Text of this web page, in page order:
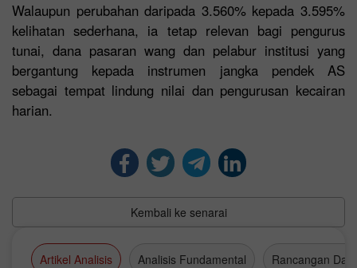
Walaupun perubahan daripada 3.560% kepada 3.595%
kelihatan sederhana, ia tetap relevan bagi pengurus
tunai, dana pasaran wang dan pelabur institusi yang
bergantung kepada instrumen jangka pendek AS
sebagai tempat lindung nilai dan pengurusan kecairan
harian.
Kembali ke senarai
Artikel Analisis Analisis Fundamental Rancangan